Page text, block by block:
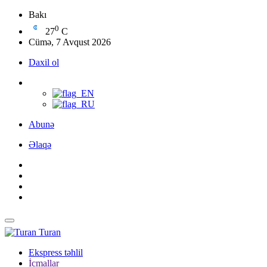
Bakı
270 C
Cümə, 7 Avqust 2026
Daxil ol
Abunə
Əlaqə
Turan
Ekspress təhlil
İcmallar